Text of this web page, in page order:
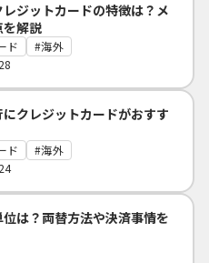
ジットカードの特徴は？メ
を解説
ド
海外
クレジットカードがおすす
ド
海外
は？両替方法や決済事情を